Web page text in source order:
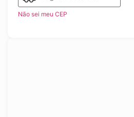
Não sei meu CEP